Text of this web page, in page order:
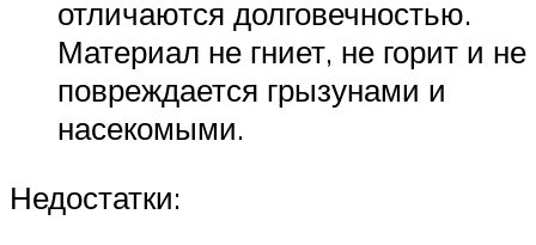
отличаются долговечностью.
Материал не гниет, не горит и не
повреждается грызунами и
насекомыми.
Недостатки: